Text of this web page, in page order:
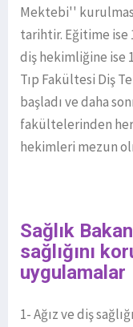
Mektebi''
tarihtir. Eğitime ise
diş hekimliğine ise
Tıp Fakültesi Diş
başladı ve daha
fakültelerinden her
hekimleri mezun
Sağlık
sağlığını
uygulamalar
1- Ağız ve diş